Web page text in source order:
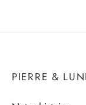
PIERRE &